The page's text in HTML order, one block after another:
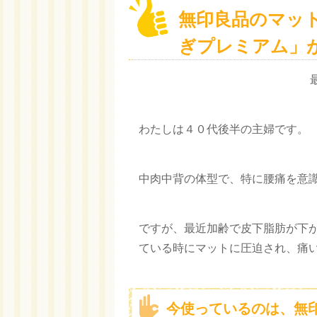
無印良品のマッ
ぎプレミアム」
わたしは４０代後半の主婦です。
中肉中背の体型で、特に腰痛を意
ですが、最近加齢で皮下脂肪が下
ている時にマットに圧迫され、痛
今使っているのは、無